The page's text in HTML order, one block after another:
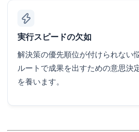
実行スピードの欠如
解決策の優先順位が付けられない
ルートで成果を出すための意思決
を養います。